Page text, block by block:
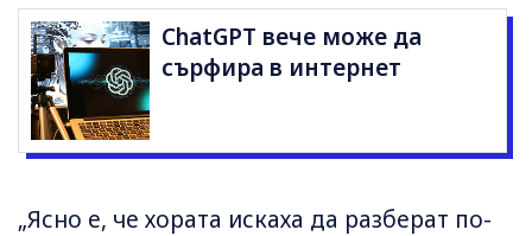
ChatGPT вече може да
сърфира в интернет
„Ясно е, че хората искаха да разберат по-